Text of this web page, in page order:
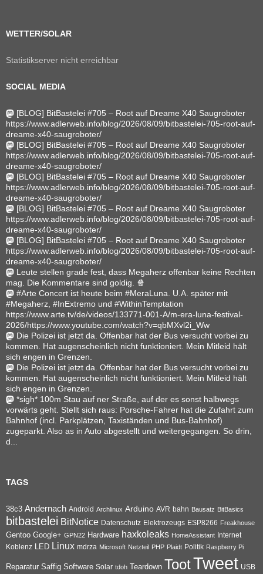
WETTER/SOLAR
Statistikserver nicht erreichbar
SOCIAL MEDIA
[BLOG] BitBastelei #705 – Root auf Dreame X40 Saugroboter
https://www.adlerweb.info/blog/2026/08/09/bitbastelei-705-root-auf-
dreame-x40-saugroboter/
[BLOG] BitBastelei #705 – Root auf Dreame X40 Saugroboter
https://www.adlerweb.info/blog/2026/08/09/bitbastelei-705-root-auf-
dreame-x40-saugroboter/
[BLOG] BitBastelei #705 – Root auf Dreame X40 Saugroboter
https://www.adlerweb.info/blog/2026/08/09/bitbastelei-705-root-auf-
dreame-x40-saugroboter/
[BLOG] BitBastelei #705 – Root auf Dreame X40 Saugroboter
https://www.adlerweb.info/blog/2026/08/09/bitbastelei-705-root-auf-
dreame-x40-saugroboter/
[BLOG] BitBastelei #705 – Root auf Dreame X40 Saugroboter
https://www.adlerweb.info/blog/2026/08/09/bitbastelei-705-root-auf-
dreame-x40-saugroboter/
Leute stellen grade fest, dass Megaherz offenbar keine Rechten
mag. Die Kommentare sind goldig. 🍿
#Arte Concert ist heute beim #MeraLuna. U.A. später mit
#Megaherz, #InExtremo und #WithinTemptation
https://www.arte.tv/de/videos/133771-001-A/m-era-luna-festival-
2026/https://www.youtube.com/watch?v=qbMXvl2i_Ww
Die Polizei ist jetzt da. Offenbar hat der Bus versucht vorbei zu
kommen. Hat augenscheinlich nicht funktioniert. Mein Mitleid hält
sich engen in Grenzen.
Die Polizei ist jetzt da. Offenbar hat der Bus versucht vorbei zu
kommen. Hat augenscheinlich nicht funktioniert. Mein Mitleid hält
sich engen in Grenzen.
*sigh* 100m Stau auf ner Straße, auf der es sonst halbwegs
vorwärts geht. Stellt sich raus: Porsche-Fahrer hat die Zufahrt zum
Bahnhof (incl. Parkplätzen, Taxiständen und Bus-Bahnhof)
zugeparkt. Also as in Auto abgestellt und weitergegangen. So drin,
d...
TAGS
38c3 Andernach Android Archlinux Arduino AVR bahn Bausatz BitBasics
bitbastelei BitNotice Datenschutz Elektrozeugs ESP8266 Freakhouse
Gentoo Google+ GPN22 Hardware haxkoleaks HomeAssistant Internet
Koblenz LED Linux mdrza Microsoft Netzteil PHP Plaidt Politik Raspberry Pi
Reparatur Saffig Software Solar tdoh Teardown TootTweet USB